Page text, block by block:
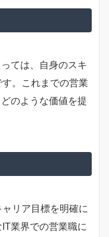
ては、自身のスキ
。これまでの営業
のような価値を提
リア目標を明確に
業界での営業職に